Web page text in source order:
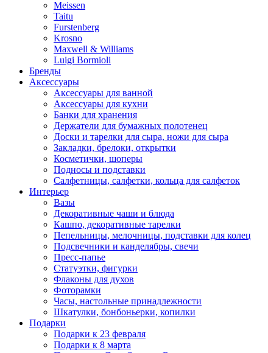
Meissen
Taitu
Furstenberg
Krosno
Maxwell & Williams
Luigi Bormioli
Бренды
Аксессуары
Аксессуары для ванной
Аксессуары для кухни
Банки для хранения
Держатели для бумажных полотенец
Доски и тарелки для сыра, ножи для сыра
Закладки, брелоки, открытки
Косметички, шоперы
Подносы и подставки
Салфетницы, салфетки, кольца для салфеток
Интерьер
Вазы
Декоративные чаши и блюда
Кашпо, декоративные тарелки
Пепельницы, мелочницы, подставки для колец
Подсвечники и канделябры, свечи
Пресс-папье
Статуэтки, фигурки
Флаконы для духов
Фоторамки
Часы, настольные принадлежности
Шкатулки, бонбоньерки, копилки
Подарки
Подарки к 23 февраля
Подарки к 8 марта